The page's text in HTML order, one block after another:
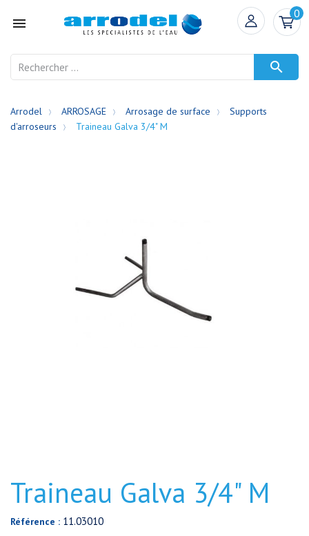

0

Arrodel ARROSAGE Arrosage de surface
Supports
d'arroseurs
Traineau Galva 3/4" M
Traineau Galva 3/4" M
Référence : 11.03010